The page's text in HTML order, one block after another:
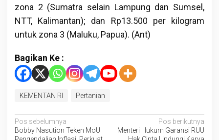
zona 2 (Sumatra selain Lampung dan Sumsel,
NTT, Kalimantan); dan Rp13.500 per kilogram
untuk zona 3 (Maluku, Papua). (Ant)
Bagikan Ke :
KEMENTAN RI Pertanian
Navigasi
pos
Pos sebelumnya
Bobby Nasution Teken MoU
Pos berikutnya
Menteri Hukum Garansi RUU